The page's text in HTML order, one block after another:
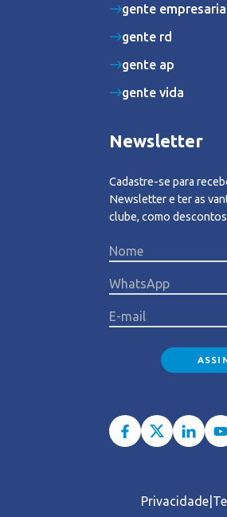
gente
gente rd
gente ap
gente vida
Newsletter
Cadastre-se para
Newsletter e ter as
clube, como
Privacidade